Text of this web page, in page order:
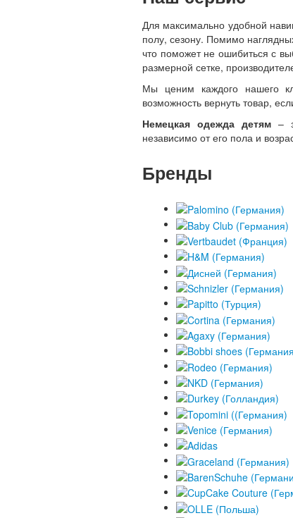
Для максимально удобной
полу, сезону. Помимо
что поможет не ошибиться с
размерной сетке,
Мы ценим каждого нашего
возможность вернуть товар,
Немецкая одежда детям –
независимо от его пола и
Бренды